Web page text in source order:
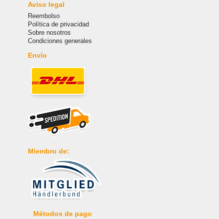
Aviso legal
Reembolso
Política de privacidad
Sobre nosotros
Condiciones generales
Envío
Miembro de:
Métodos de pago